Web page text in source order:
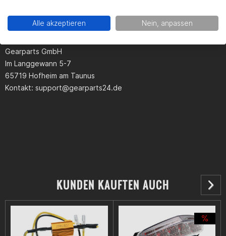
Kontaktinformationen des Herstellers:
Gearparts GmbH
Im Langgewann 5-7
65719 Hofheim am Taunus
Kontakt: support@gearparts24.de
KUNDEN KAUFTEN AUCH
Alle akzeptieren Nein, anpassen